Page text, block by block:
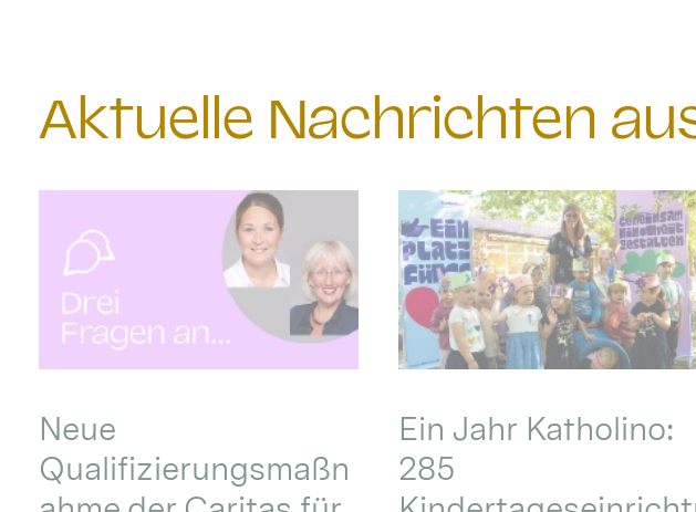
Aktuelle Nachrichten
Neue
Qualifizierungsmaßn
Ein Jahr Katholino:
285